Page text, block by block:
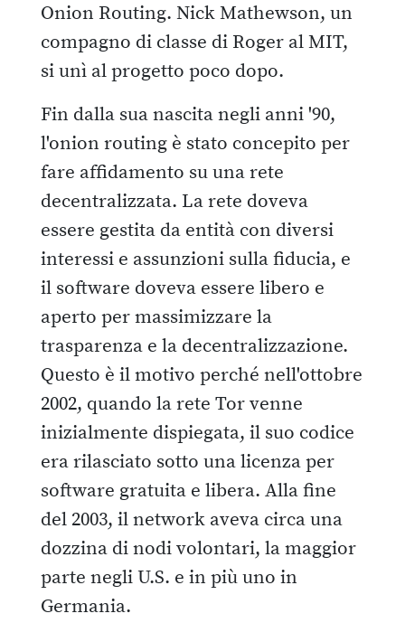
Onion Routing. Nick Mathewson, un
compagno di classe di Roger al MIT,
si unì al progetto poco dopo.
Fin dalla sua nascita negli anni '90,
l'onion routing è stato concepito per
fare affidamento su una rete
decentralizzata. La rete doveva
essere gestita da entità con diversi
interessi e assunzioni sulla fiducia, e
il software doveva essere libero e
aperto per massimizzare la
trasparenza e la decentralizzazione.
Questo è il motivo perché nell'ottobre
2002, quando la rete Tor venne
inizialmente dispiegata, il suo codice
era rilasciato sotto una licenza per
software gratuita e libera. Alla fine
del 2003, il network aveva circa una
dozzina di nodi volontari, la maggior
parte negli U.S. e in più uno in
Germania.